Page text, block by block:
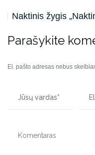
Naktinis žygis
Parašykite
El. pašto adresas nebus